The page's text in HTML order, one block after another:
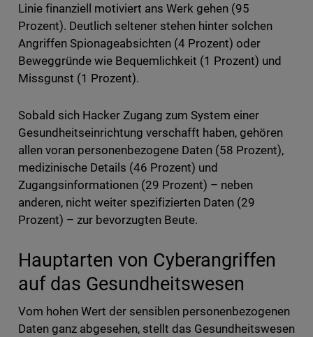
Linie finanziell motiviert ans Werk gehen (95
Prozent). Deutlich seltener stehen hinter solchen
Angriffen Spionageabsichten (4 Prozent) oder
Beweggründe wie Bequemlichkeit (1 Prozent) und
Missgunst (1 Prozent).
Sobald sich Hacker Zugang zum System einer
Gesundheitseinrichtung verschafft haben, gehören
allen voran personenbezogene Daten (58 Prozent),
medizinische Details (46 Prozent) und
Zugangsinformationen (29 Prozent) – neben
anderen, nicht weiter spezifizierten Daten (29
Prozent) – zur bevorzugten Beute.
Hauptarten von Cyberangriffen
auf das Gesundheitswesen
Vom hohen Wert der sensiblen personenbezogenen
Daten ganz abgesehen, stellt das Gesundheitswesen